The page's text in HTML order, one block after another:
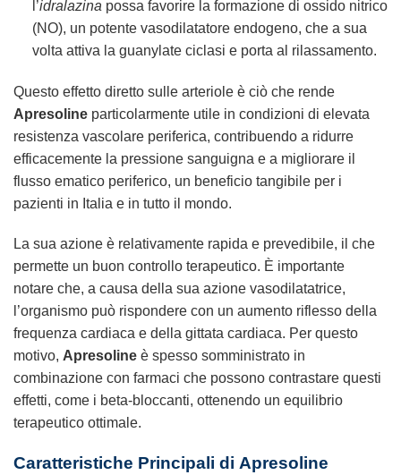
l’idralazina possa favorire la formazione di ossido nitrico
(NO), un potente vasodilatatore endogeno, che a sua
volta attiva la guanylate ciclasi e porta al rilassamento.
Questo effetto diretto sulle arteriole è ciò che rende
Apresoline particolarmente utile in condizioni di elevata
resistenza vascolare periferica, contribuendo a ridurre
efficacemente la pressione sanguigna e a migliorare il
flusso ematico periferico, un beneficio tangibile per i
pazienti in Italia e in tutto il mondo.
La sua azione è relativamente rapida e prevedibile, il che
permette un buon controllo terapeutico. È importante
notare che, a causa della sua azione vasodilatatrice,
l’organismo può rispondere con un aumento riflesso della
frequenza cardiaca e della gittata cardiaca. Per questo
motivo, Apresoline è spesso somministrato in
combinazione con farmaci che possono contrastare questi
effetti, come i beta-bloccanti, ottenendo un equilibrio
terapeutico ottimale.
Caratteristiche Principali di Apresoline